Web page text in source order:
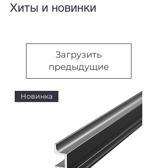
Хиты и новинки
Загрузить
предыдущие
Новинка